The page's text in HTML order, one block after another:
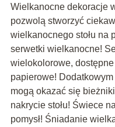
Wielkanocne dekoracje
pozwolą stworzyć
wielkanocnego stołu na
serwetki wielkanocne!
wielokolorowe,
papierowe!
mogą okazać się
nakrycie stołu! Świece
pomysł! Śniadanie